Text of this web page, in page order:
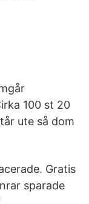
100 st 20
ute så dom
Gratis
sparade